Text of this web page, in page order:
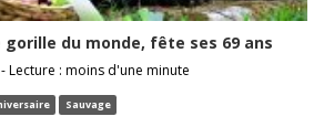
gorille du monde, fête ses 69 ans
Lecture : moins d'une minute
Sauvage